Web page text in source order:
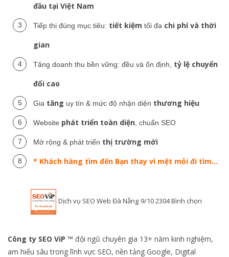
đầu tại Việt Nam
Tiếp thị đúng mục tiêu: tiết kiệm tối đa chi phí và thời
gian
Tăng doanh thu bền vững: đều và ổn định, tỷ lệ chuyển
đổi cao
Gia tăng uy tín & mức độ nhận diện thương hiệu
Website phát triển toàn diện , chuẩn SEO
Mở rộng & phát triển thị trường mới
* Khách hàng tìm đến Bạn thay vì mệt mỏi đi tìm...
Dịch vụ SEO Web Đà Nẵng 9/102304Bình chọn
Công ty SEO ViP ™ đội ngũ chuyên gia 13+ năm kinh nghiệm,
am hiểu sâu trong lĩnh vực SEO, nền tảng Google, Digital